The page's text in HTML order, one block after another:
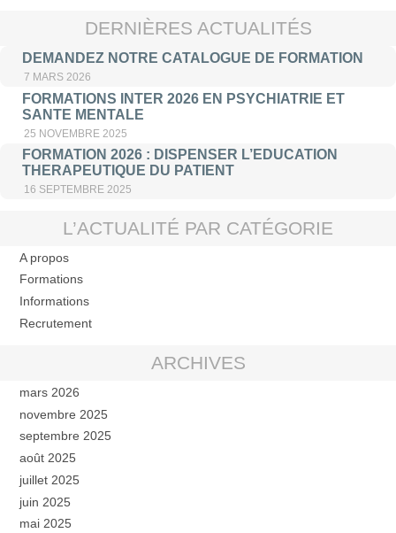
DERNIÈRES ACTUALITÉS
DEMANDEZ NOTRE CATALOGUE DE FORMATION
7 MARS 2026
FORMATIONS INTER 2026 EN PSYCHIATRIE ET
SANTE MENTALE
25 NOVEMBRE 2025
FORMATION 2026 : DISPENSER L’EDUCATION
THERAPEUTIQUE DU PATIENT
16 SEPTEMBRE 2025
L’ACTUALITÉ PAR CATÉGORIE
A propos
Formations
Informations
Recrutement
ARCHIVES
mars 2026
novembre 2025
septembre 2025
août 2025
juillet 2025
juin 2025
mai 2025